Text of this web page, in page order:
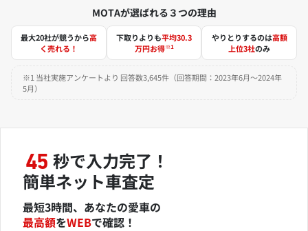
MOTAが選ばれる３つの理由
最大20社が競うから高
く売れる！
下取りよりも平均30.3
万円お得※1
やりとりするのは高額
上位3社のみ
※1 当社実施アンケートより 回答数3,645件（回答期間：2023年6月～2024年
5月）
45 秒で入力完了！
簡単ネット車査定
最短3時間、あなたの愛車の
最高額をWEBで確認！